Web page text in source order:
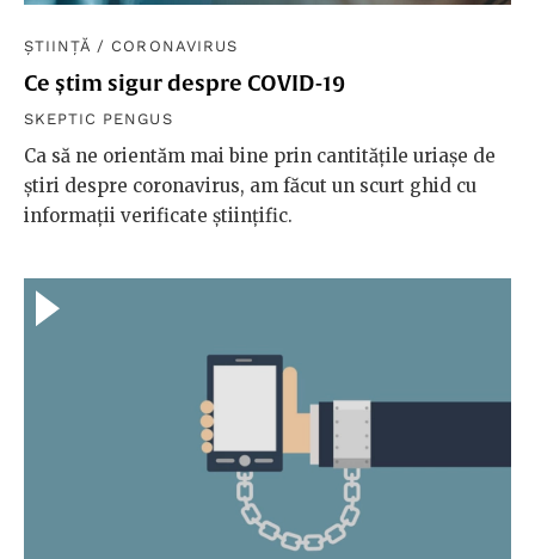
ȘTIINȚĂ / CORONAVIRUS
Ce știm sigur despre COVID-19
SKEPTIC PENGUS
Ca să ne orientăm mai bine prin cantitățile uriașe de
știri despre coronavirus, am făcut un scurt ghid cu
informații verificate științific.